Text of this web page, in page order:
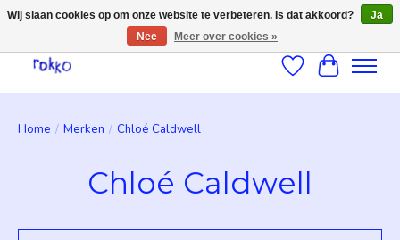
Verlanglijst
Home / Merken / Chloé Caldwell
Chloé Caldwell
Wij slaan cookies op om onze website te verbeteren. Is dat akkoord?
Ja
Nee
Meer over cookies »